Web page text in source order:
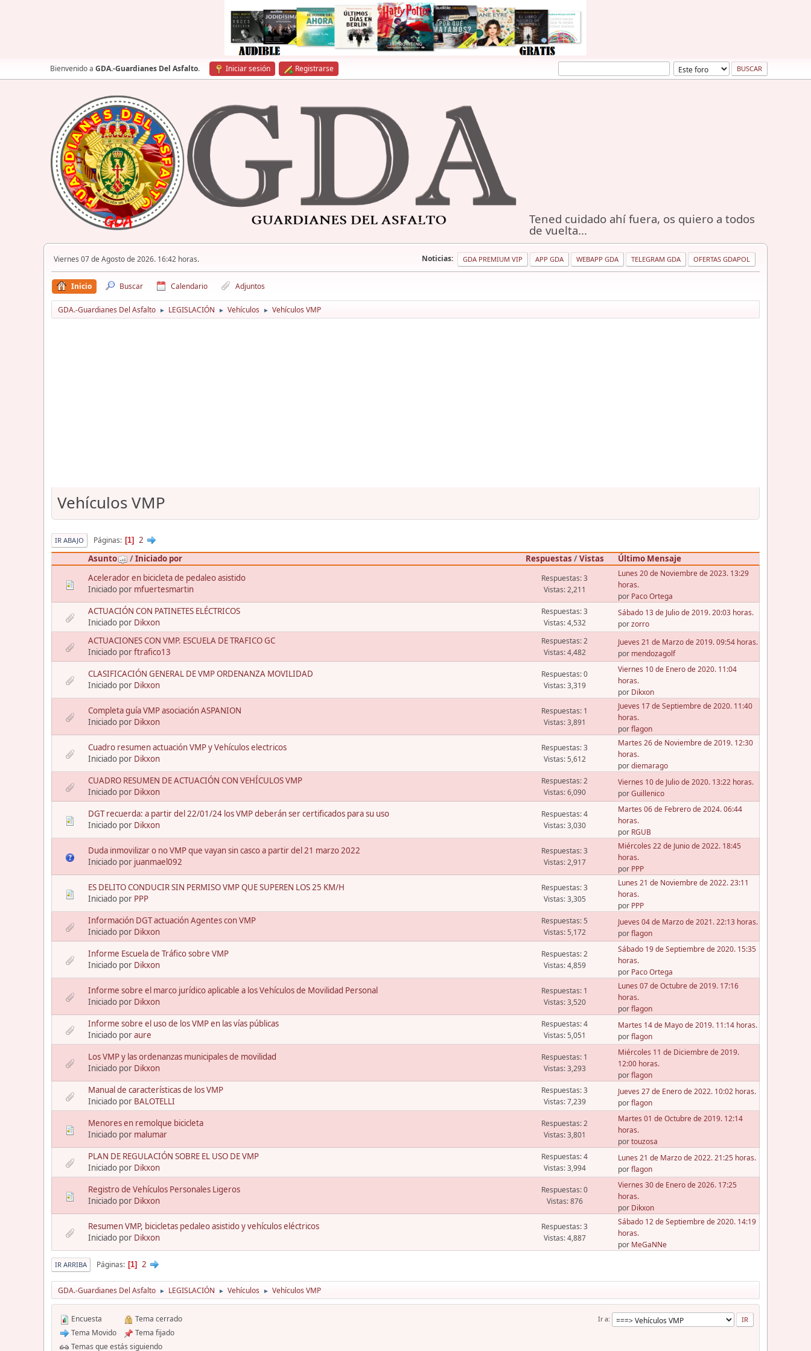
Bienvenido a GDA.-Guardianes Del Asfalto. Iniciar sesión Registrarse
Tened cuidado ahí fuera, os quiero a todos
de vuelta...
Viernes 07 de Agosto de 2026. 16:42 horas. Noticias: GDA PREMIUM VIP APP GDA WEBAPP GDA TELEGRAM GDA OFERTAS GDAPOL
Inicio Buscar Calendario Adjuntos
GDA.-Guardianes Del Asfalto ► LEGISLACIÓN ► Vehículos ► Vehículos VMP
Vehículos VMP
IR ABAJO Páginas 1
2
Asunto
/Iniciado por Respuestas /Vistas
Último Mensaje
Acelerador en bicicleta de pedaleo asistido
Iniciado por mfuertesmartin
Respuestas: 3
Vistas: 2,211
Lunes 20 de Noviembre de 2023. 13:29
horas.
por Paco Ortega
ACTUACIÓN CON PATINETES ELÉCTRICOS
Iniciado por Dikxon
Respuestas: 3
Vistas: 4,532
Sábado 13 de Julio de 2019. 20:03 horas.
porzorro
ACTUACIONES CON VMP. ESCUELA DE TRAFICO GC
Iniciado porftrafico13
Respuestas: 2
Vistas: 4,482
Jueves 21 de Marzo de 2019. 09:54 horas.
por mendozagolf
CLASIFICACIÓN GENERAL DE VMP ORDENANZA MOVILIDAD
Iniciado por Dikxon
Respuestas: 0
Vistas: 3,319
Viernes 10 de Enero de 2020. 11:04
horas.
por Dikxon
Completa guía VMP asociación ASPANION
Iniciado por Dikxon
Respuestas: 1
Vistas: 3,891
Jueves 17 de Septiembre de 2020. 11:40
horas.
porflagon
Cuadro resumen actuación VMP y Vehículos electricos
Iniciado por Dikxon
Respuestas: 3
Vistas: 5,612
Martes 26 de Noviembre de 2019. 12:30
horas.
pordiemarago
CUADRO RESUMEN DE ACTUACIÓN CON VEHÍCULOS VMP
Iniciado por Dikxon
Respuestas: 2
Vistas: 6,090
Viernes 10 de Julio de 2020. 13:22 horas.
porGuillenico
DGT recuerda: a partir del 22/01/24 los VMP deberán ser certificados para su uso
Iniciado por Dikxon
Respuestas: 4
Vistas: 3,030
Martes 06 de Febrero de 2024. 06:44
horas.
por RGUB
Duda inmovilizar o no VMP que vayan sin casco a partir del 21 marzo 2022
Iniciado por juanmael092
Respuestas: 3
Vistas: 2,917
Miércoles 22 de Junio de 2022. 18:45
horas.
por PPP
ES DELITO CONDUCIR SIN PERMISO VMP QUE SUPEREN LOS 25 KM/H
Iniciado por PPP
Respuestas: 3
Vistas: 3,305
Lunes 21 de Noviembre de 2022. 23:11
horas.
por PPP
Información DGT actuación Agentes con VMP
Iniciado por Dikxon
Respuestas: 5
Vistas: 5,172
Jueves 04 de Marzo de 2021. 22:13 horas.
porflagon
Informe Escuela de Tráfico sobre VMP
Iniciado por Dikxon
Respuestas: 2
Vistas: 4,859
Sábado 19 de Septiembre de 2020. 15:35
horas.
por Paco Ortega
Informe sobre el marco jurídico aplicable a los Vehículos de Movilidad Personal
Iniciado por Dikxon
Respuestas: 1
Vistas: 3,520
Lunes 07 de Octubre de 2019. 17:16
horas.
porflagon
Informe sobre el uso de los VMP en las vías públicas
Iniciado poraure
Respuestas: 4
Vistas: 5,051
Martes 14 de Mayo de 2019. 11:14 horas.
porflagon
Los VMP y las ordenanzas municipales de movilidad
Iniciado por Dikxon
Respuestas: 1
Vistas: 3,293
Miércoles 11 de Diciembre de 2019.
12:00 horas.
porflagon
Manual de características de los VMP
Iniciado por BALOTELLI
Respuestas: 3
Vistas: 7,239
Jueves 27 de Enero de 2022. 10:02 horas.
porflagon
Menores en remolque bicicleta
Iniciado por malumar
Respuestas: 2
Vistas: 3,801
Martes 01 de Octubre de 2019. 12:14
horas.
portouzosa
PLAN DE REGULACIÓN SOBRE EL USO DE VMP
Iniciado por Dikxon
Respuestas: 4
Vistas: 3,994
Lunes 21 de Marzo de 2022. 21:25 horas.
porflagon
Registro de Vehículos Personales Ligeros
Iniciado por Dikxon
Respuestas: 0
Vistas: 876
Viernes 30 de Enero de 2026. 17:25
horas.
por Dikxon
Resumen VMP, bicicletas pedaleo asistido y vehículos eléctricos
Iniciado por Dikxon
Respuestas: 3
Vistas: 4,887
Sábado 12 de Septiembre de 2020. 14:19
horas.
por MeGaNNe
IR ARRIBA Páginas 1 2
GDA.-Guardianes Del Asfalto ► LEGISLACIÓN ► Vehículos ► Vehículos VMP
Ir a
Encuesta
Tema Movido
Tema cerrado
Tema fijado
Temas que estás siguiendo